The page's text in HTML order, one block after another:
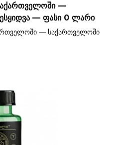
—
— ფასი 0 ლარი
— საქართველოში